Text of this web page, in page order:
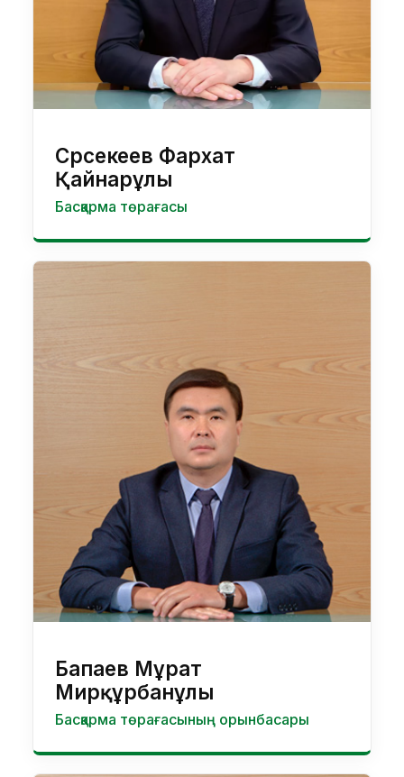
Сәрсекеев Фархат
Қайнарұлы
Басқарма төрағасы
Бапаев Мұрат
Мирқұрбанұлы
Басқарма төрағасының орынбасары